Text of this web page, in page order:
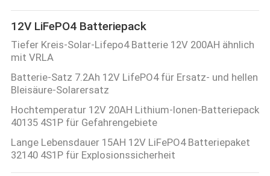
12V LiFePO4 Batteriepack
Tiefer Kreis-Solar-Lifepo4 Batterie 12V 200AH ähnlich
mit VRLA
Batterie-Satz 7.2Ah 12V LifePO4 für Ersatz- und hellen
Bleisäure-Solarersatz
Hochtemperatur 12V 20AH Lithium-Ionen-Batteriepack
40135 4S1P für Gefahrengebiete
Lange Lebensdauer 15AH 12V LiFePO4 Batteriepaket
32140 4S1P für Explosionssicherheit